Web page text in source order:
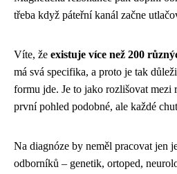
třeba když páteřní kanál začne
Víte, že existuje více než 200
má svá specifika, a proto je tak
formu jde. Je to jako rozlišovat mezi
první pohled podobné, ale každé
Na diagnóze by neměl pracovat jen
odborníků – genetik, ortoped,